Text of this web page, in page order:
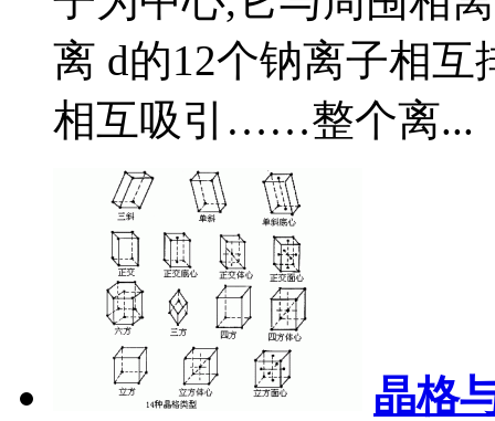
离 d的12个钠离子相
相互吸引……整个离...
晶格